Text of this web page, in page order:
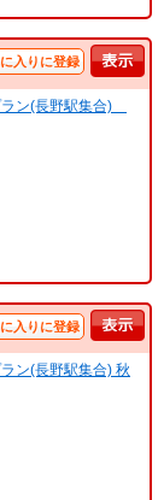
入りに登録
ラン(長野駅集合)
入りに登録
ン(長野駅集合) 秋